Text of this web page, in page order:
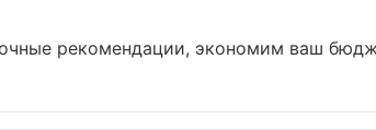
рекомендации, экономим ваш